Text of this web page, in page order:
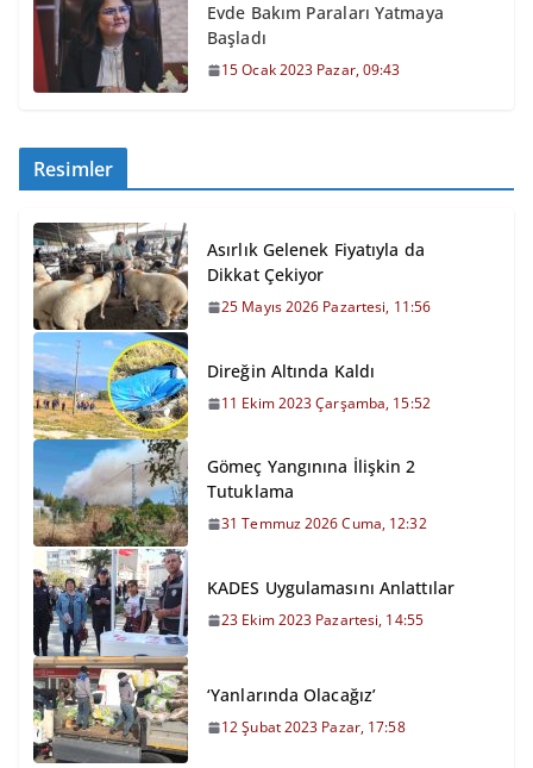
Evde Bakım Paraları Yatmaya
Başladı
15 Ocak 2023 Pazar, 09:43
Resimler
Asırlık Gelenek Fiyatıyla da
Dikkat Çekiyor
25 Mayıs 2026 Pazartesi, 11:56
Direğin Altında Kaldı
11 Ekim 2023 Çarşamba, 15:52
Gömeç Yangınına İlişkin 2
Tutuklama
31 Temmuz 2026 Cuma, 12:32
KADES Uygulamasını Anlattılar
23 Ekim 2023 Pazartesi, 14:55
‘Yanlarında Olacağız’
12 Şubat 2023 Pazar, 17:58